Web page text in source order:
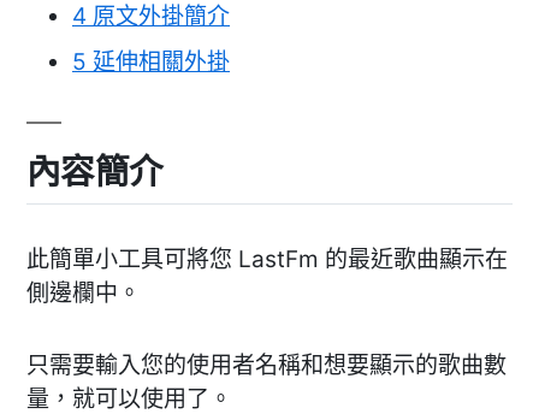
4 原文外掛簡介
5 延伸相關外掛
內容簡介
此簡單小工具可將您 LastFm 的最近歌曲顯示在
側邊欄中。
只需要輸入您的使用者名稱和想要顯示的歌曲數
量，就可以使用了。